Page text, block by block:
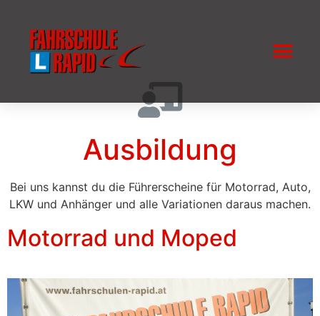
Ausbildung
Bei uns kannst du die Führerscheine für Motorrad, Auto,
LKW und Anhänger und alle Variationen daraus machen.
Motorrad und Moped